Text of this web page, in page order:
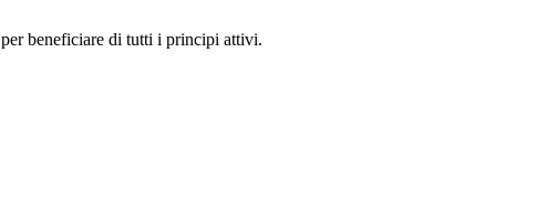
beneficiare di tutti i principi attivi.